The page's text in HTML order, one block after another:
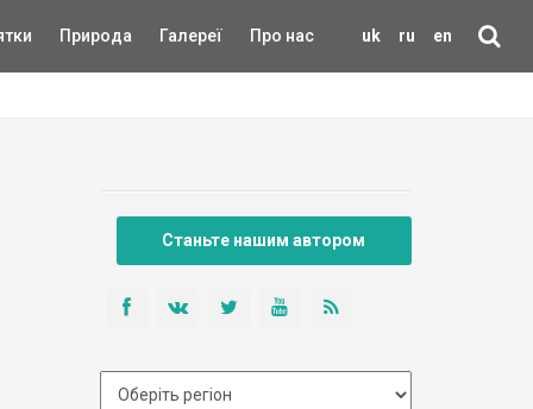
uk ru en
Природа Галереї Про нас
Станьте нашим автором